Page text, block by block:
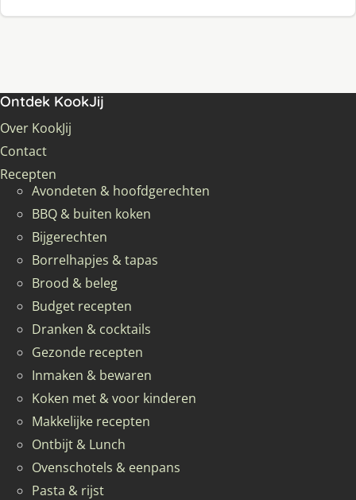
Ontdek KookJij
Over KookJij
Contact
Recepten
Avondeten & hoofdgerechten
BBQ & buiten koken
Bijgerechten
Borrelhapjes & tapas
Brood & beleg
Budget recepten
Dranken & cocktails
Gezonde recepten
Inmaken & bewaren
Koken met & voor kinderen
Makkelijke recepten
Ontbijt & Lunch
Ovenschotels & eenpans
Pasta & rijst